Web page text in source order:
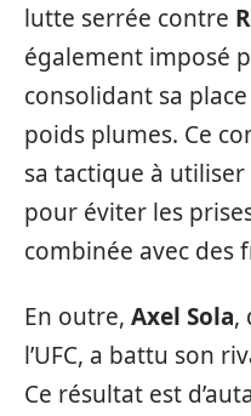
lutte serrée contre
également imposé
consolidant sa
poids plumes. Ce
sa tactique à
pour éviter les
combinée avec des
En outre, Axel Sola,
l’UFC, a battu son
Ce résultat est